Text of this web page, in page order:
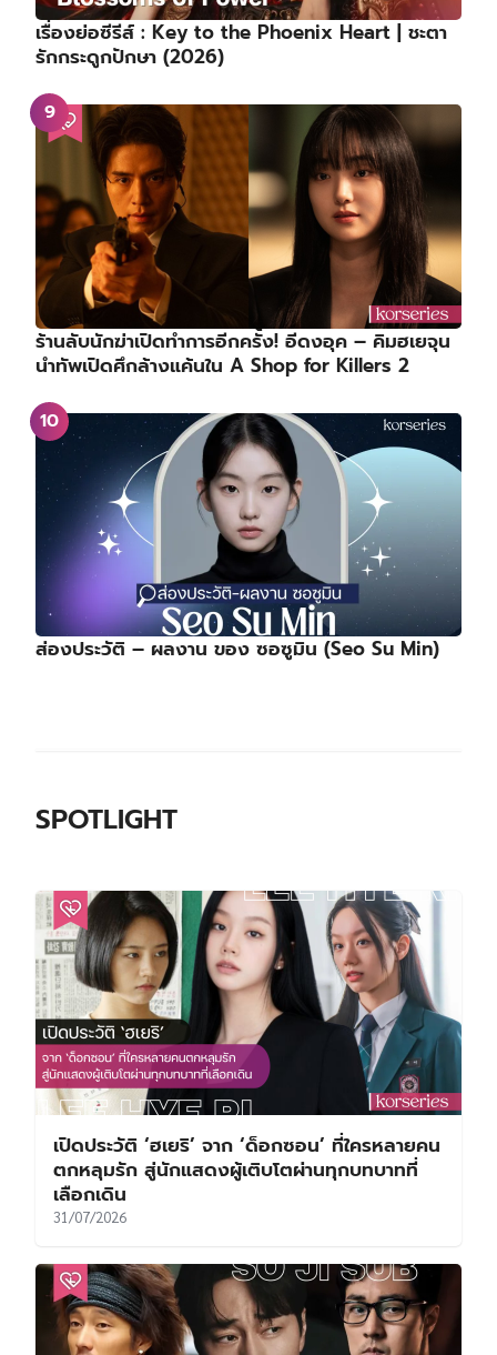
เรื่องย่อซีรีส์ : Key to the Phoenix Heart | ชะตา
รักกระดูกปักษา (2026)
ร้านลับนักฆ่าเปิดทำการอีกครั้ง! อีดงอุค – คิมฮเยจุน
นำทัพเปิดศึกล้างแค้นใน A Shop for Killers 2
ส่องประวัติ – ผลงาน ของ ซอซูมิน (Seo Su Min)
SPOTLIGHT
เปิดประวัติ ‘ฮเยริ’ จาก ‘ด็อกซอน’ ที่ใครหลายคน
ตกหลุมรัก สู่นักแสดงผู้เติบโตผ่านทุกบทบาทที่
เลือกเดิน
31/07/2026